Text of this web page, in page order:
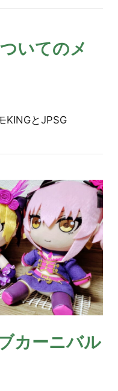
いてのメ
KINGとJPSG
カーニバル